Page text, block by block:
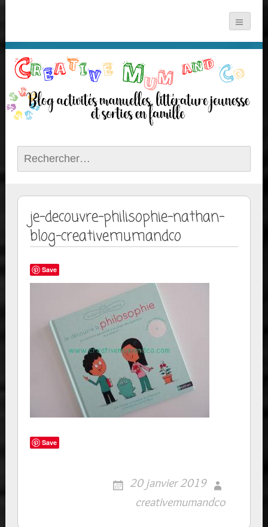
Rechercher :
je-decouvre-philisophie-nathan-
blog-creativemumandco
Save
Save
20 janvier 2019
creativemumandco